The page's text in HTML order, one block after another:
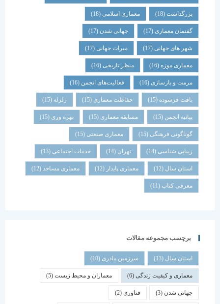
بزرگداشت (18) معماری اسلامی(18)
گفتمان معماری (17) جهانی شدن(17)
شهر های جهانی(17) میراث جهانی(17)
معماری موزه(16) منظر تاریخی (16)
مرمت و بازسازی(16) فعالیت‌های انجمن(16)
بافت فرسوده (15) حفاظت معماری (15) زلزله
بیانیه انجمن(15) مسابقه معماری (15) بهره وری(15)
گوناگونی فرهنگی (15) معماری صنعتی(15)
زیبایی شناسی (14) تهران خدمات اجتماعی (13)
استان سال(12) معماری پایدار (12) معماری مساجد(12)
معرفی کتاب(11)
برچسب مجموعه مقالات
استان سال(13) سرزمین مادری(10)
معماری و کیفیت زندگی(6) معماران و محیط زیست(5)
جهانی شدن(3) فناوری (2)